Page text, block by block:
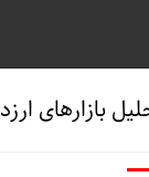
بازارهای